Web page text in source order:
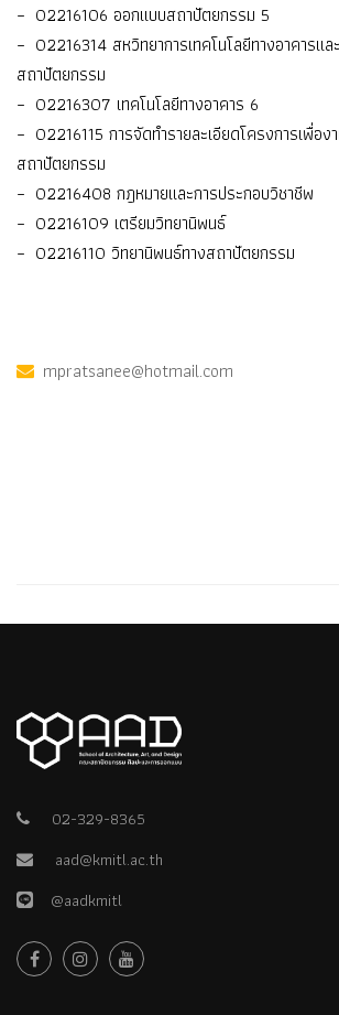
– 02216106 ออกแบบสถาปัตยกรรม 5
– 02216314 สหวิทยาการเทคโนโลยีทางอาคารแล
สถาปัตยกรรม
– 02216307 เทคโนโลยีทางอาคาร 6
– 02216115 การจัดทำรายละเอียดโครงการเพื่อง
สถาปัตยกรรม
– 02216408 กฎหมายและการประกอบวิชาชีพ
– 02216109 เตรียมวิทยานิพนธ์
– 02216110 วิทยานิพนธ์ทางสถาปัตยกรรม
mpratsanee@hotmail.com
02-329-8365
aad@kmitl.ac.th
@aadkmitl